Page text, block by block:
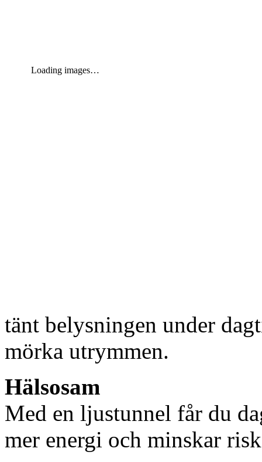
Loading images…
tänt belysningen under
mörka utrymmen.
Hälsosam
Med en ljustunnel får du
mer energi och minskar